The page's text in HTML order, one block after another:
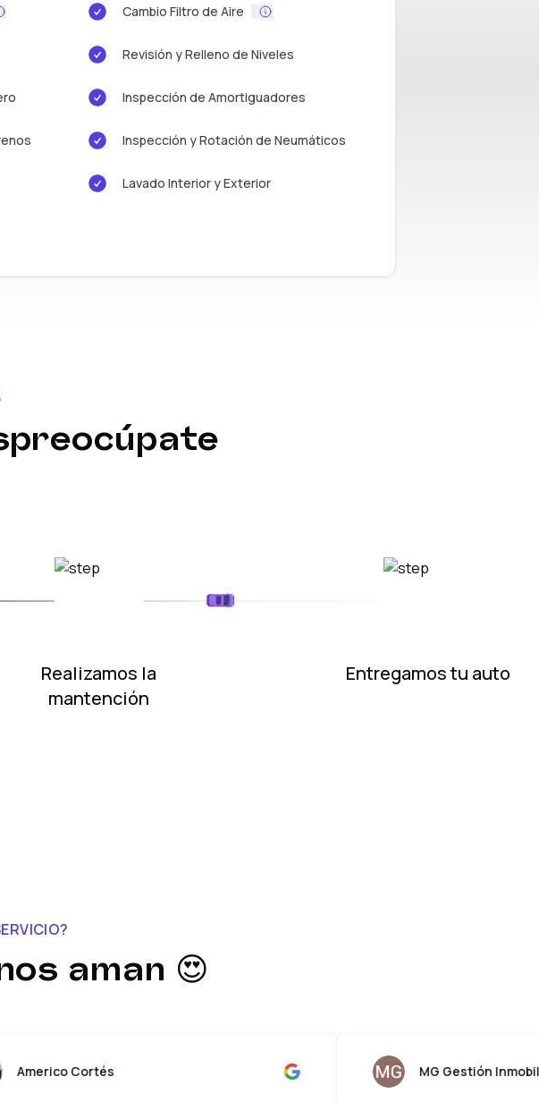
Cambio Filtro de Aire
Revisión y Relleno de Niveles
Inspección de Amortiguadores
Inspección y Rotación de Neumáticos
Lavado Interior y Exterior
Realizamos la
mantención
Entregamos tu auto
aman 😍